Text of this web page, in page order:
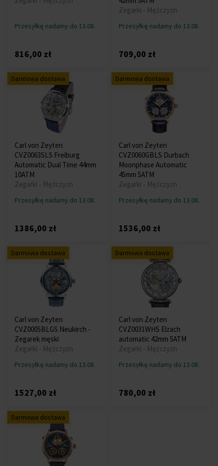
Przesyłkę nadamy do 13.08.
816,00 zł
Zegarki - Mężczyzn
Przesyłkę nadamy do 13.08.
709,00 zł
Darmowa dostawa
Carl von Zeyten
CVZ0063SLS Freiburg
Automatic Dual Time 44mm
10ATM
Zegarki - Mężczyzn
Przesyłkę nadamy do 13.08.
1386,00 zł
Darmowa dostawa
Carl von Zeyten
CVZ0060GBLS Durbach
Moonphase Automatic
45mm 5ATM
Zegarki - Mężczyzn
Przesyłkę nadamy do 13.08.
1536,00 zł
Darmowa dostawa
Carl von Zeyten
CVZ0005BLGS Neukirch -
Zegarek męski
Zegarki - Mężczyzn
Przesyłkę nadamy do 13.08.
1527,00 zł
Darmowa dostawa
Carl von Zeyten
CVZ0031WHS Elzach
automatic 42mm 5ATM
Zegarki - Mężczyzn
Przesyłkę nadamy do 13.08.
780,00 zł
Darmowa dostawa